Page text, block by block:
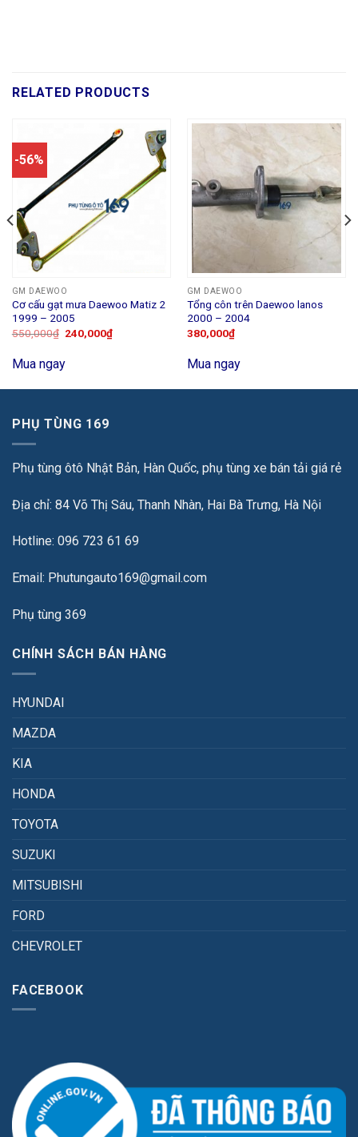
RELATED PRODUCTS
-56%
GM DAEWOO
Cơ cấu gạt mưa Daewoo Matiz 2
1999 – 2005
550,000₫ 240,000₫
Mua ngay
GM DAEWOO
Tổng côn trên Daewoo lanos
2000 – 2004
380,000₫
Mua ngay
PHỤ TÙNG 169
Phụ tùng ôtô Nhật Bản, Hàn Quốc, phụ tùng xe bán tải giá rẻ
Địa chỉ: 84 Võ Thị Sáu, Thanh Nhàn, Hai Bà Trưng, Hà Nội
Hotline: 096 723 61 69
Email: Phutungauto169@gmail.com
Phụ tùng 369
CHÍNH SÁCH BÁN HÀNG
HYUNDAI
MAZDA
KIA
HONDA
TOYOTA
SUZUKI
MITSUBISHI
FORD
CHEVROLET
FACEBOOK